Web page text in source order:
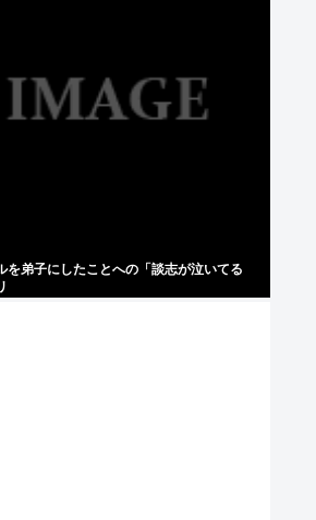
を弟子にしたことへの「談志が泣いてる